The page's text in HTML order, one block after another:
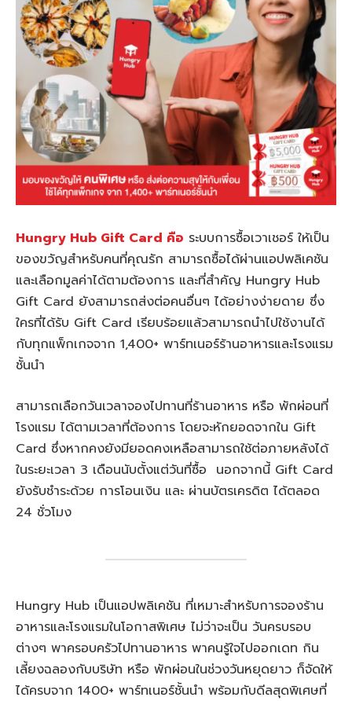
Hungry Hub Gift Card คือ ระบบการซื้อเวาเชอร์ ให้เป็น
ของขวัญสำหรับคนที่คุณรัก สามารถซื้อได้ผ่านแอปพลิเคชัน
และเลือกมูลค่าได้ตามต้องการ และที่สำคัญ Hungry Hub
Gift Card ยังสามารถส่งต่อคนอื่นๆ ได้อย่างง่ายดาย ซึ่ง
ใครที่ได้รับ Gift Card เรียบร้อยแล้วสามารถนำไปใช้งานได้
กับทุกแพ็กเกจจาก 1,400+ พาร์ทเนอร์ร้านอาหารและโรงแรม
ชั้นนำ
สามารถเลือกวันเวลาจองไปทานที่ร้านอาหาร หรือ พักผ่อนที่
โรงแรม ได้ตามเวลาที่ต้องการ โดยจะหักยอดจากใน Gift
Card ซึ่งหากคงยังมียอดคงเหลือสามารถใช้ต่อภายหลังได้
ในระยะเวลา 3 เดือนนับตั้งแต่วันที่ซื้อ นอกจากนี้ Gift Card
ยังรับชำระด้วย การโอนเงิน และ ผ่านบัตรเครดิต ได้ตลอด
24 ชั่วโมง
Hungry Hub เป็นแอปพลิเคชัน ที่เหมาะสำหรับการจองร้าน
อาหารและโรงแรมในโอกาสพิเศษ ไม่ว่าจะเป็น วันครบรอบ
ต่างๆ พาครอบครัวไปทานอาหาร พาคนรู้ใจไปออกเดท กิน
เลี้ยงฉลองกับบริษัท หรือ พักผ่อนในช่วงวันหยุดยาว ก็จัดให้
ได้ครบจาก 1400+ พาร์ทเนอร์ชั้นนำ พร้อมกับดีลสุดพิเศษที่